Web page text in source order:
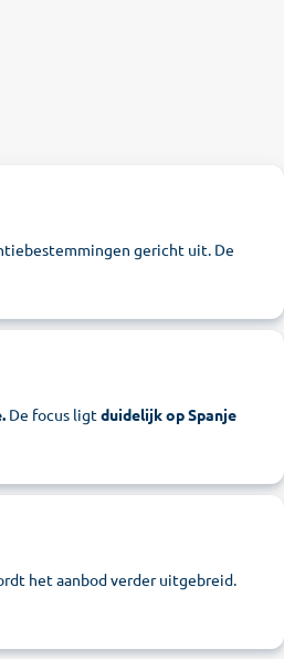
gericht uit. De
De focus ligtduidelijk op Spanje
het aanbod verder uitgebreid.